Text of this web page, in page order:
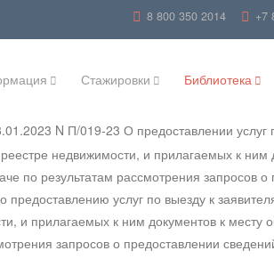
8 800 350 2014 +7
Стажировки Библиотека
N П/019-23 О предоставлении услуг
недвижимости, и прилагаемых к ним
по результатам рассмотрения запросов
услуг по выезду к
прилагаемых к ним документов к месту
запросов о предоставлении